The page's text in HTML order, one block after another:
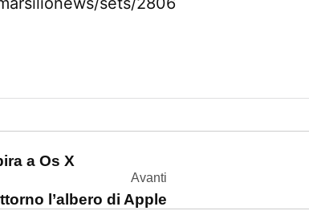
a Os X
Avanti
l’albero di Apple